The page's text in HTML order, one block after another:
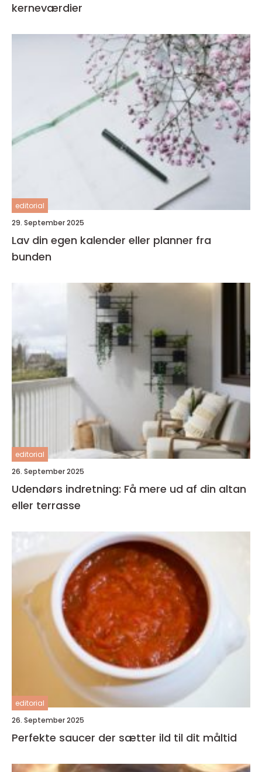
kerneværdier
editorial
29. September 2025
Lav din egen kalender eller planner fra
bunden
editorial
26. September 2025
Udendørs indretning: Få mere ud af din altan
eller terrasse
editorial
26. September 2025
Perfekte saucer der sætter ild til dit måltid